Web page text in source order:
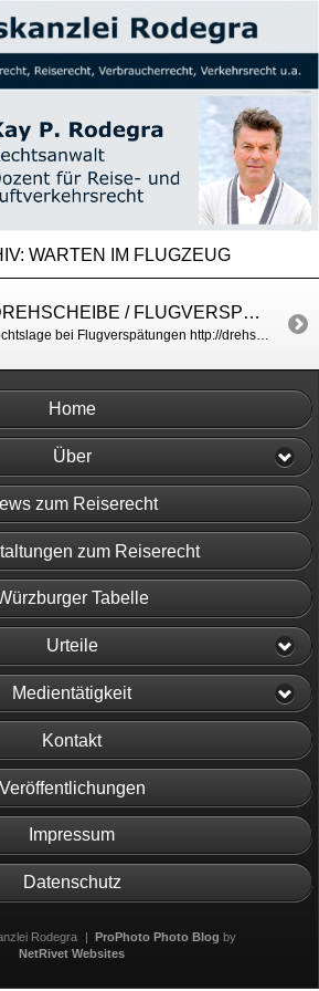
WARTEN IM FLUGZEUG
ZDF – DREHSCHEIBE / FLUGVERSPÄTUNGEN
Thema: Rechtslage bei Flugverspätungen http://drehscheibe.zdf.de/drehscheibe/drehscheibe-5989056.html
Home
Über
zum Reiserecht
zum Reiserecht
Tabelle
Urteile
Medientätigkeit
Kontakt
Veröffentlichungen
Impressum
Datenschutz
Rodegra | ProPhoto Photo Blog by
NetRivet Websites